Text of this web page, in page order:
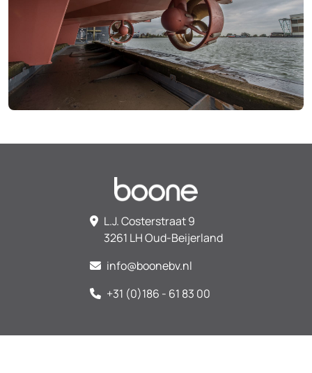
L.J. Costerstraat 9
3261 LH Oud-Beijerland
info@boonebv.nl
+31 (0)186 - 61 83 00